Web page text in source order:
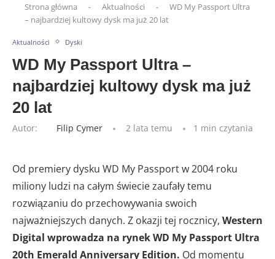
Strona główna - Aktualności -
WD My Passport Ultra
– najbardziej kultowy dysk ma już 20 lat
Aktualności Dyski
WD My Passport Ultra –
najbardziej kultowy dysk ma już
20 lat
Autor: Filip Cymer 2 lata temu 1 min czytania
Od premiery dysku WD My Passport w 2004 roku
miliony ludzi na całym świecie zaufały temu
rozwiązaniu do przechowywania swoich
najważniejszych danych. Z okazji tej rocznicy, Western
Digital wprowadza na rynek WD My Passport Ultra
20th Emerald Anniversary Edition. Od momentu